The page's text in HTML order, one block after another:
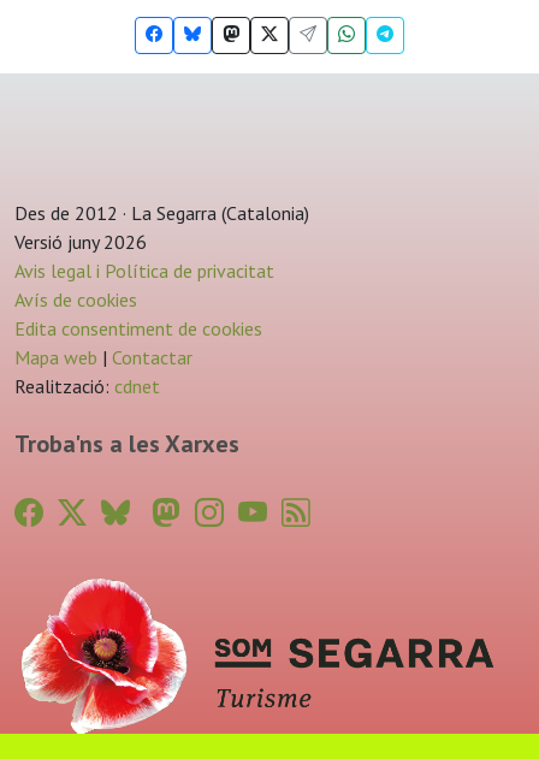
Des de 2012 · La Segarra (Catalonia)
Versió juny 2026
Avis legal i Política de privacitat
Avís de cookies
Edita consentiment de cookies
Mapa web | Contactar
Realització: cdnet
Troba'ns a les Xarxes